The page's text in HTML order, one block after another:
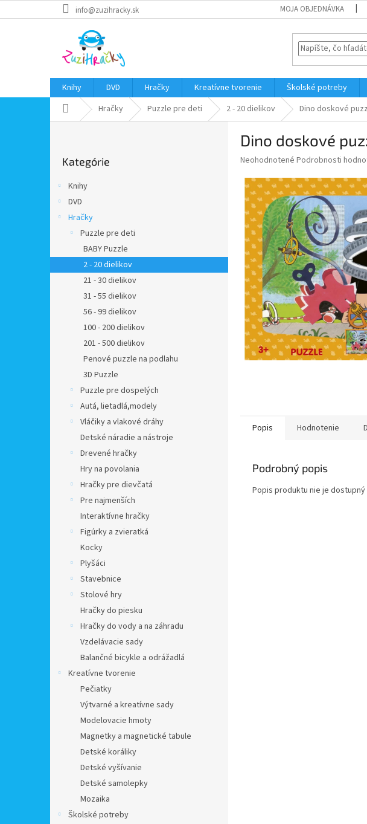
na
info@zuzihracky.sk MOJA OBJEDNÁVKA
Knihy DVD Hračky Kreatívne tvorenie Školské potreby
DomovHračky Puzzle pre deti 2 - 20 dielikov Dino doskové
kategórie
Kategórie
Knihy
DVD
Hračky
Puzzle pre deti
BABY Puzzle
2 - 20 dielikov
21 - 30 dielikov
31 - 55 dielikov
56 - 99 dielikov
100 - 200 dielikov
201 - 500 dielikov
Penové puzzle na podlahu
3D Puzzle
Puzzle pre dospelých
Autá, lietadlá,modely
Vláčiky a vlakové dráhy
Detské náradie a nástroje
Drevené hračky
Hry na povolania
Hračky pre dievčatá
Pre najmenších
Interaktívne hračky
Figúrky a zvieratká
Kocky
Plyšáci
Stavebnice
Stolové hry
Hračky do piesku
Hračky do vody a na záhradu
Vzdelávacie sady
Balančné bicykle a odrážadlá
Kreatívne tvorenie
Pečiatky
Výtvarné a kreatívne sady
Modelovacie hmoty
Magnetky a magnetické tabule
Detské koráliky
Detské vyšívanie
Detské samolepky
Mozaika
Školské potreby
Dino doskové
Priemerné
produktu
hviezdičiek.
Neohodnotené Podrobnosti
Popis Hodnotenie
Podrobný popis
Popis produktu nie je dostupný